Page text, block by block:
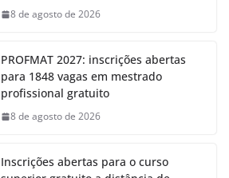
8 de agosto de 2026
PROFMAT 2027: inscrições abertas
para 1848 vagas em mestrado
profissional gratuito
8 de agosto de 2026
Inscrições abertas para o curso